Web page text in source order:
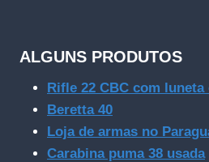
ALGUNS PRODUTOS
Rifle 22 CBC com
Beretta 40
Loja de armas no
Carabina puma 38 usada